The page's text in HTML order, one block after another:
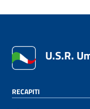
U.S.R.
RECAPITI